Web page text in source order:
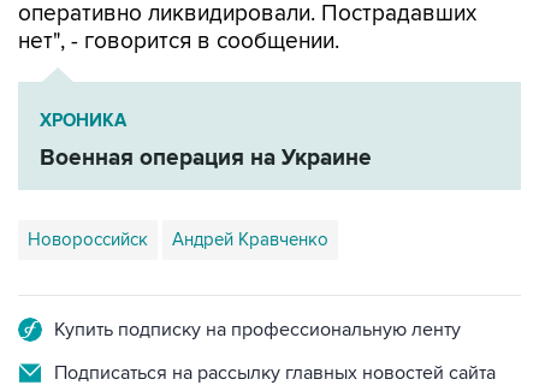
оперативно ликвидировали. Пострадавших
нет", - говорится в сообщении.
ХРОНИКА
Военная операция на Украине
Новороссийск Андрей Кравченко
Купить подписку на профессиональную ленту
Подписаться на рассылку главных новостей сайта